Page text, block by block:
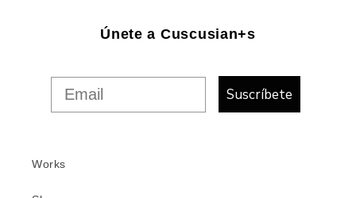
Únete a Cuscusian+s
Suscríbete
Works